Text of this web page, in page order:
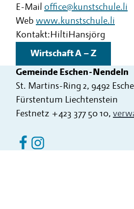
E-Mail office@kunstschule.li
Web www.kunstschule.li
Kontakt:HiltiHansjörg
Wirtschaft A – Z
Gemeinde Eschen-Nendeln
St. Martins-Ring 2, 9492
Fürstentum Liechtenstein
Festnetz +423 377 50 10,
Eschen Nendeln auf
Eschen Nendeln auf